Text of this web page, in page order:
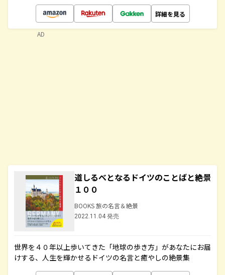
詳細を見る
道しるべとなるドイツのことばと絶景
１００
BOOKS 旅の名言＆絶景
2022.11.04 発売
世界を４０年以上歩いてきた「地球の歩き方」があなたにお届
けする、人生を輝かせるドイツの名言と癒やしの絶景集
AD